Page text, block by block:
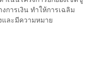
การเงิน ทำให้การเฉลิม
และมีความหมาย